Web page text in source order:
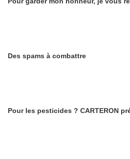
Des spams à combattre
Pour les pesticides ?